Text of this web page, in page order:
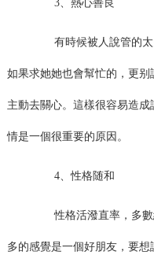
3、熱心善良
有時候被人說管的太
如果求她她也會幫忙的，更
主動去關心。這樣很容易造
情是一個很重要的原因。
4、性格随和
性格活潑直率，多數
多的感覺是一個好朋友，要